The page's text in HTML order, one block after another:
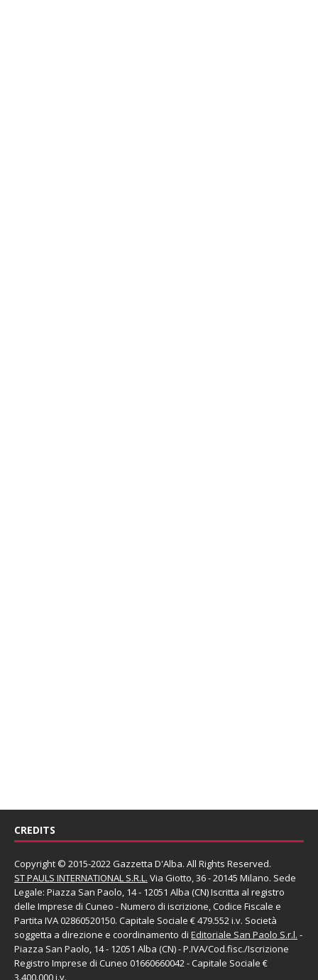
CREDITS
Copyright © 2015-2022 Gazzetta D'Alba. All Rights Reserved.
ST PAULS INTERNATIONAL S.R.L. Via Giotto, 36 - 20145 Milano. Sede
Legale: Piazza San Paolo, 14 - 12051 Alba (CN) Iscritta al registro
delle Imprese di Cuneo - Numero di iscrizione, Codice Fiscale e
Partita IVA 02860520150. Capitale Sociale € 479.552 i.v. Società
soggetta a direzione e coordinamento di Editoriale San Paolo S.r.l. -
Piazza San Paolo, 14 - 12051 Alba (CN) - P.IVA/Cod.fisc./Iscrizione
Registro Imprese di Cuneo 01660660042 - Capitale Sociale €
3.400.000 i.v.